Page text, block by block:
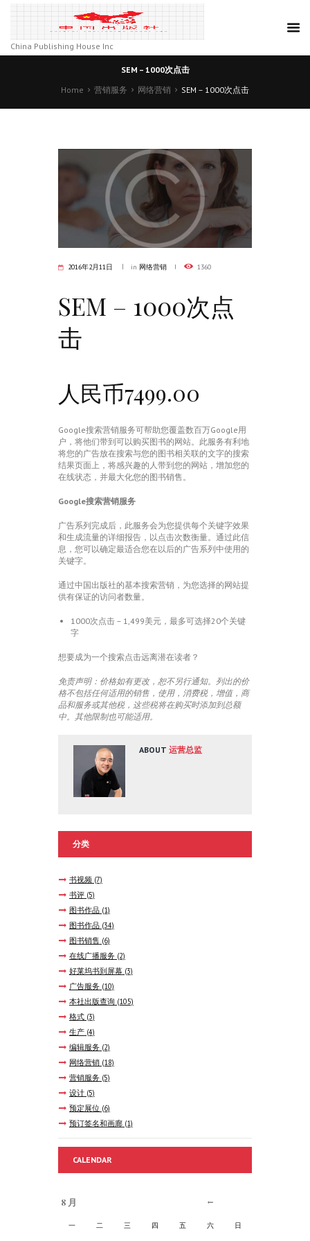
China Publishing House Inc
SEM – 1000次点击
Home
营销服务 网络营销 SEM – 1000次点击
2016年2月11日 in 网络营销 1360
SEM – 1000次点
击
人民币7499.00
Google搜索营销服务可帮助您覆盖数百万Google用
户，将他们带到可以购买图书的网站。此服务有利地
将您的广告放在搜索与您的图书相关联的文字的搜索
结果页面上，将感兴趣的人带到您的网站，增加您的
在线状态，并最大化您的图书销售。
Google搜索营销服务
广告系列完成后，此服务会为您提供每个关键字效果
和生成流量的详细报告，以点击次数衡量。通过此信
息，您可以确定最适合您在以后的广告系列中使用的
关键字。
通过中国出版社的基本搜索营销，为您选择的网站提
供有保证的访问者数量。
1000次点击 – 1,499美元，最多可选择20个关键
字
想要成为一个搜索点击远离潜在读者？
免责声明：价格如有更改，恕不另行通知。列出的价
格不包括任何适用的销售，使用，消费税，增值，商
品和服务或其他税，这些税将在购买时添加到总额
中。其他限制也可能适用。
ABOUT运营总监
分类
书视频(7)
书评(5)
图书作品(1)
图书作品(34)
图书销售 (6)
在线广播服务(2)
好莱坞书到屏幕(3)
广告服务(10)
本社出版查询 (105)
格式(3)
生产(4)
编辑服务(2)
网络营销(18)
营销服务(5)
设计(5)
预定展位 (6)
预订签名和画廊(1)
CALENDAR
8 月
一 二 三 四 五 六 日